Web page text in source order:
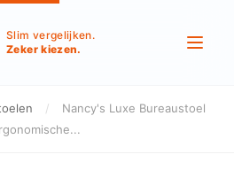
Slim vergelijken.
Zeker kiezen.
/
Nancy's Luxe Bureaustoel